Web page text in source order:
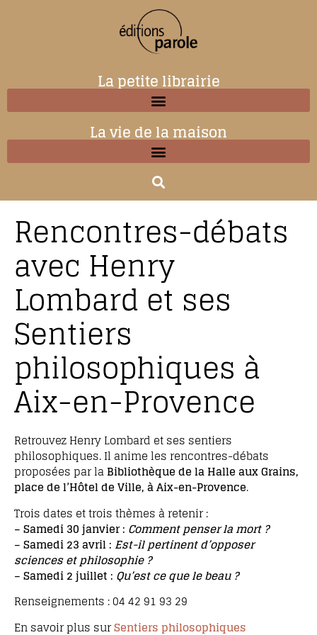
La petite librairie
La vie de la maison
Rencontres-débats
avec Henry
Lombard et ses
Sentiers
philosophiques à
Aix-en-Provence
Retrouvez Henry Lombard et ses sentiers
philosophiques. Il anime les rencontres-débats
proposées par laBibliothèque de la Halle aux Grains,
place de l’Hôtel de Ville, à Aix-en-Provence.
Trois dates et trois thèmes à retenir :
– Samedi 30 janvier : Comment penser la mort ?
– Samedi 23 avril : Est-il pertinent d’opposer
sciences et philosophie ?
– Samedi 2 juillet : Qu’est ce que le beau ?
Renseignements : 04 42 91 93 29
En savoir plus surSentiers philosophiques